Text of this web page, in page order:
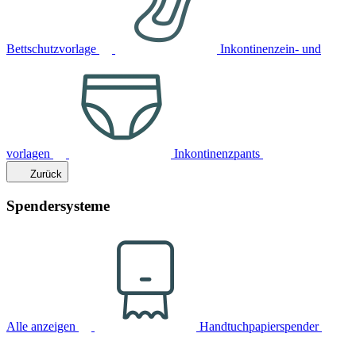
Bettschutzvorlage Inkontinenzein- und
vorlagen Inkontinenzpants
Zurück
Spendersysteme
Alle anzeigen Handtuchpapierspender